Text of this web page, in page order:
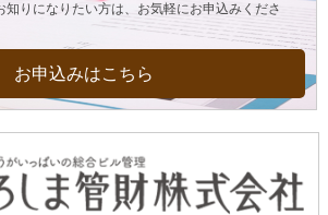
知りになりたい方は、お気軽にお申込みくださ
お申込みはこちら